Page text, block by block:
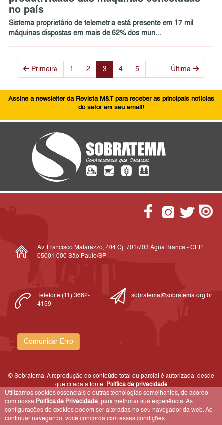
no país
Sistema proprietário de telemetria está presente em 17 mil
máquinas dispostas em mais de 62% dos mun...
Primeira 1 2 3 4 5 Última
Assine a newsletter da Revista M&T para receber as principais notícias
do setor em seu email!
Av. Francisco Matarazzo, 404 Cj. 701/703 Água Branca - CEP
05001-000 São Paulo/SP
Telefone (11) 3662-
4159
sobratema@sobratema.org.br
Comunicar Erro
© Sobratema. A reprodução do conteúdo total ou parcial é autorizada, desde
que citada a fonte. Política de privacidade
Utilizamos cookies essenciais e outras tecnologias semelhantes, de acordo
com nossa Política de Privacidade, para melhorar sua experiência. As
configurações de cookies podem ser alteradas no seu navegador da web. Ao
continuar navegando, você concorda com essas condições.